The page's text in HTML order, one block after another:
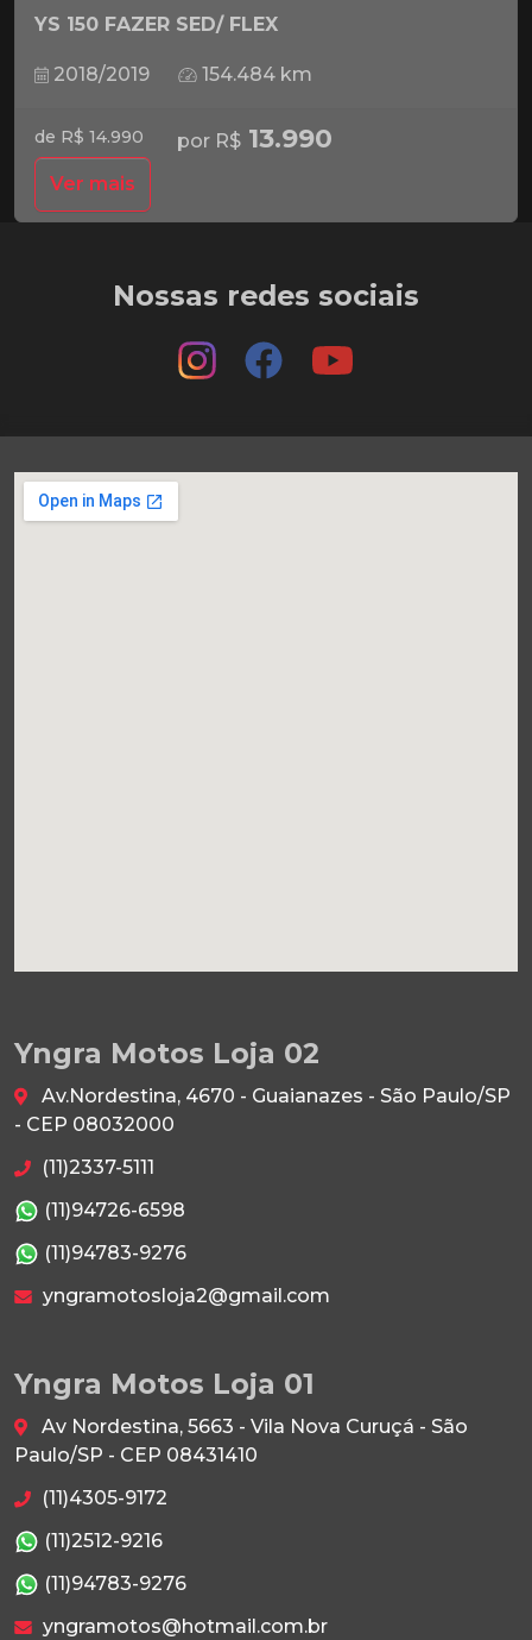
YS 150 FAZER SED/ FLEX
2018/2019 154.484 km
de R$ 14.990 por R$ 13.990
Ver mais
Nossas redes sociais
Yngra Motos Loja 02
Av.Nordestina, 4670 - Guaianazes - São Paulo/SP
- CEP 08032000
(11)2337-5111
(11)94726-6598
(11)94783-9276
yngramotosloja2@gmail.com
Yngra Motos Loja 01
Av Nordestina, 5663 - Vila Nova Curuçá - São
Paulo/SP - CEP 08431410
(11)4305-9172
(11)2512-9216
(11)94783-9276
yngramotos@hotmail.com.br